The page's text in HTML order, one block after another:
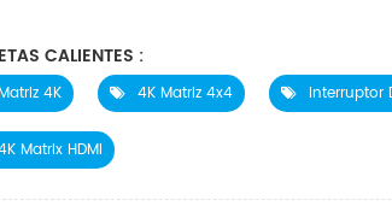
CALIENTES :
4K 4K Matriz 4x4 Interruptor
Matrix HDMI